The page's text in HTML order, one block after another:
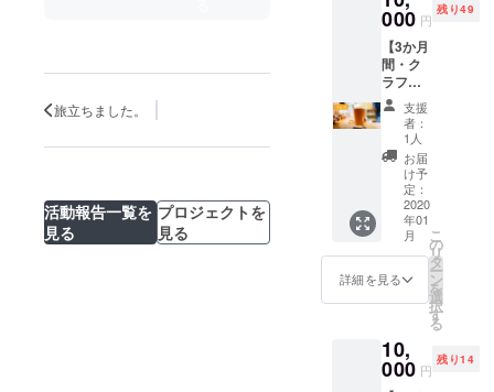
旅立ちました。
活動報告一覧を
見る
プロジェクトを
見る
「配送
希望」
とご記
入くだ
さい。
※有効期
限：
2020年
1月1日
～2020
年6月30
いただ
けるお
得なチ
ケット
です。
初回来
店時に
お渡し
いたし
ます。
※お一
人様に
つき申
し込み
一回の
み ※
2020年
1月1日
～2020
000 円
残り49
【3か月
間・ク
ラフト
ビール
ラバー
会員
権】 よ
く当店
を訪れ
てくれ
る人に
向け
た、期
間中は
毎日1杯
ハーフ
トが無
料にな
る会員
支援
者：
1人
お届
け予
定：
2020
年01
月
詳細を見る
こ
の
リ
タ
ー
ン
を
選
択
す
る
10,
000 円
残り14